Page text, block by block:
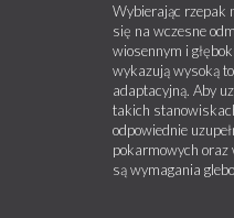
Wybierając rzepak
się na wczesne
wiosennym i
wykazują wysoką
adaptacyjną. Aby
takich
odpowiednie
pokarmowych oraz
są wymagania